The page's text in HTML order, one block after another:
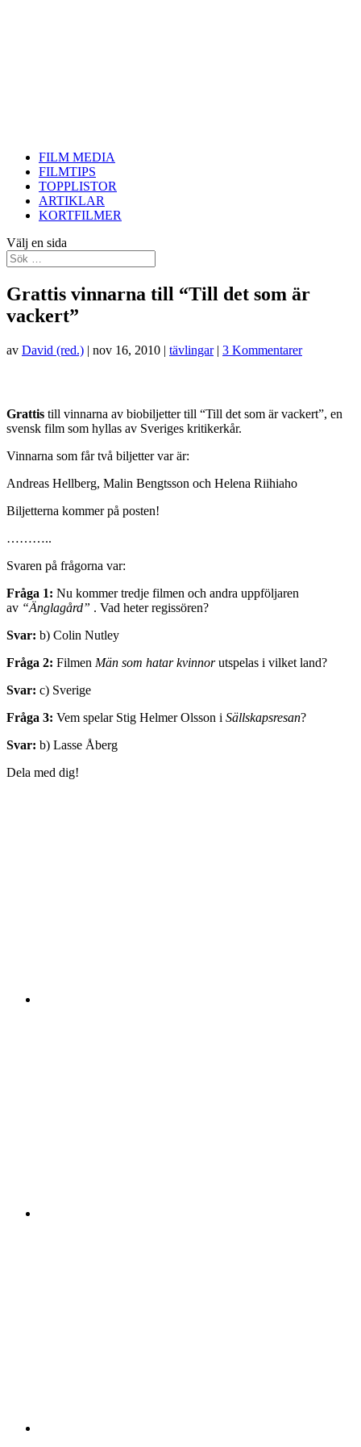
FILM MEDIA
FILMTIPS
TOPPLISTOR
ARTIKLAR
KORTFILMER
Välj en sida
Grattis vinnarna till “Till det som är
vackert”
av David (red.) | nov 16, 2010 | tävlingar| 3 Kommentarer
Grattis till vinnarna av biobiljetter till “Till det som är vackert”, en
svensk film som hyllas av Sveriges kritikerkår.
Vinnarna som får två biljetter var är:
Andreas Hellberg, Malin Bengtsson och Helena Riihiaho
Biljetterna kommer på posten!
………..
Svaren på frågorna var:
Fråga 1: Nu kommer tredje filmen och andra uppföljaren
av “Änglagård” . Vad heter regissören?
Svar: b) Colin Nutley
Fråga 2: Filmen Män som hatar kvinnorutspelas i vilket land?
Svar: c) Sverige
Fråga 3: Vem spelar Stig Helmer Olsson i Sällskapsresan?
Svar: b) Lasse Åberg
Dela med dig!